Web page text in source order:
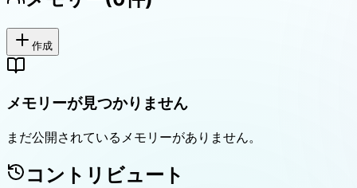
作成
メモリーが見つかりません
まだ公開されているメモリーがありません。
コントリビュート